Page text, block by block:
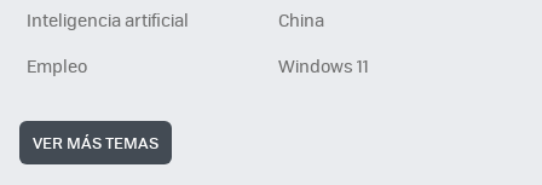
Inteligencia artificial
China
Empleo
Windows 11
VER MÁS TEMAS